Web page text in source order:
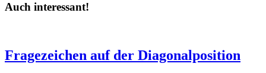
Auch interessant!
Fragezeichen auf der Diagonalposition